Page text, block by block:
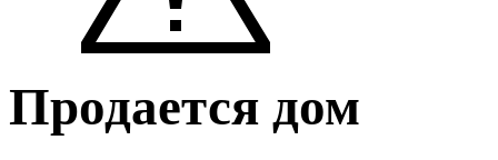
Продается дом